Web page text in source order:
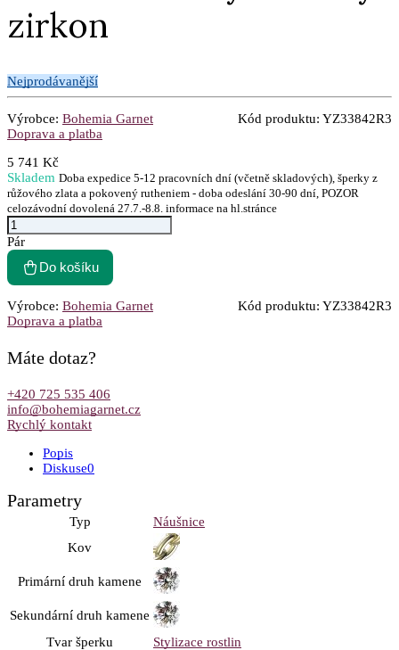
zirkon
Nejprodávanější
Výrobce: Bohemia Garnet Kód produktu: YZ33842R3
Doprava a platba
5 741 Kč
Skladem Doba expedice 5-12 pracovních dní (včetně skladových), šperky z
růžového zlata a pokovený rutheniem - doba odeslání 30-90 dní, POZOR
celozávodní dovolená 27.7.-8.8. informace na hl.stránce
Pár
Do košíku
Výrobce: Bohemia Garnet Kód produktu: YZ33842R3
Doprava a platba
Máte dotaz?
+420 725 535 406
info@bohemiagarnet.cz
Rychlý kontakt
Popis
Diskuse0
Parametry
Typ
Náušnice
Kov
Primární druh kamene
Sekundární druh kamene
Tvar šperku
Stylizace rostlin